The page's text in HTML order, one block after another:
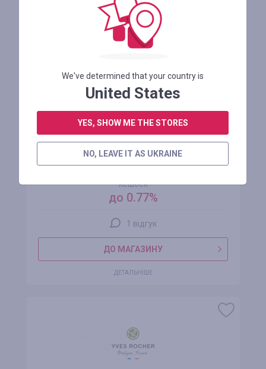
ЗАРЕЄСТРУВАТИСЯ
МТА
кешбек
до 0.77%
1 відгук
ДО МАГАЗИНУ
ДЕТАЛЬНІШЕ
We've determined that your country is
United States
YES, SHOW ME THE STORES
NO, LEAVE IT AS UKRAINE